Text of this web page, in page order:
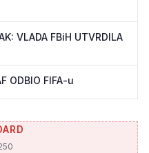
VLADA FBiH UTVRDILA
ODBIO FIFA-u